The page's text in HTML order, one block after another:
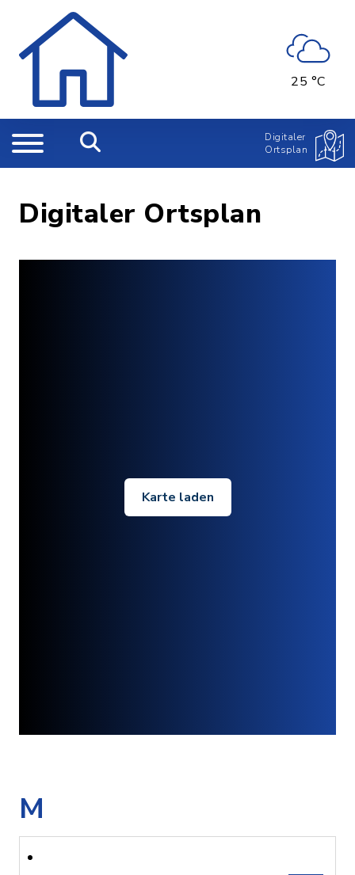
25 °C
Digitaler
Ortsplan
Digitaler Ortsplan
Karte laden
M